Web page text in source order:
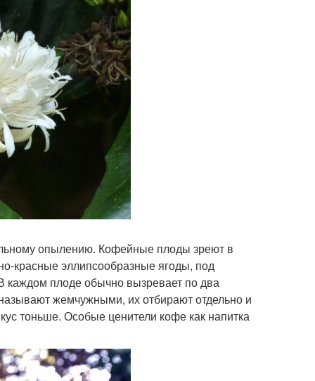
опылению. Кофейные плоды зреют в
красные эллипсообразные ягоды, под
каждом плоде обычно вызревает по два
жемчужными, их отбирают отдельно и
тоньше. Особые ценители кофе как напитка